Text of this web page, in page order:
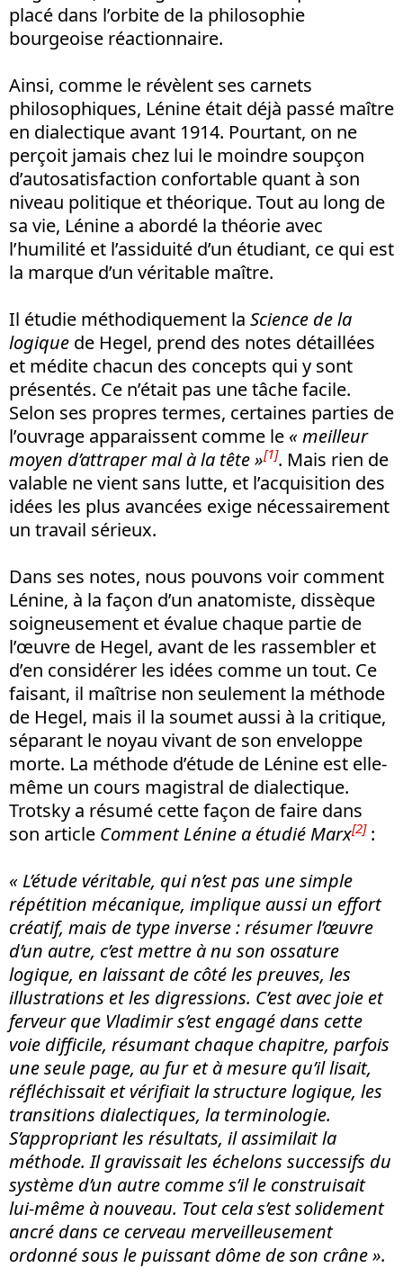
placé dans l’orbite de la philosophie
bourgeoise réactionnaire.
Ainsi, comme le révèlent ses carnets
philosophiques, Lénine était déjà passé maître
en dialectique avant 1914. Pourtant, on ne
perçoit jamais chez lui le moindre soupçon
d’autosatisfaction confortable quant à son
niveau politique et théorique. Tout au long de
sa vie, Lénine a abordé la théorie avec
l’humilité et l’assiduité d’un étudiant, ce qui est
la marque d’un véritable maître.
Il étudie méthodiquement la Science de la
logique de Hegel, prend des notes détaillées
et médite chacun des concepts qui y sont
présentés. Ce n’était pas une tâche facile.
Selon ses propres termes, certaines parties de
l’ouvrage apparaissent comme le « meilleur
moyen d’attraper mal à la tête »[1]. Mais rien de
valable ne vient sans lutte, et l’acquisition des
idées les plus avancées exige nécessairement
un travail sérieux.
Dans ses notes, nous pouvons voir comment
Lénine, à la façon d’un anatomiste, dissèque
soigneusement et évalue chaque partie de
l’œuvre de Hegel, avant de les rassembler et
d’en considérer les idées comme un tout. Ce
faisant, il maîtrise non seulement la méthode
de Hegel, mais il la soumet aussi à la critique,
séparant le noyau vivant de son enveloppe
morte. La méthode d’étude de Lénine est elle-
même un cours magistral de dialectique.
Trotsky a résumé cette façon de faire dans
son article Comment Lénine a étudié Marx[2]:
« L’étude véritable, qui n’est pas une simple
répétition mécanique, implique aussi un effort
créatif, mais de type inverse : résumer l’œuvre
d’un autre, c’est mettre à nu son ossature
logique, en laissant de côté les preuves, les
illustrations et les digressions. C’est avec joie et
ferveur que Vladimir s’est engagé dans cette
voie difficile, résumant chaque chapitre, parfois
une seule page, au fur et à mesure qu’il lisait,
réfléchissait et vérifiait la structure logique, les
transitions dialectiques, la terminologie.
S’appropriant les résultats, il assimilait la
méthode. Il gravissait les échelons successifs du
système d’un autre comme s’il le construisait
lui-même à nouveau. Tout cela s’est solidement
ancré dans ce cerveau merveilleusement
ordonné sous le puissant dôme de son crâne ».